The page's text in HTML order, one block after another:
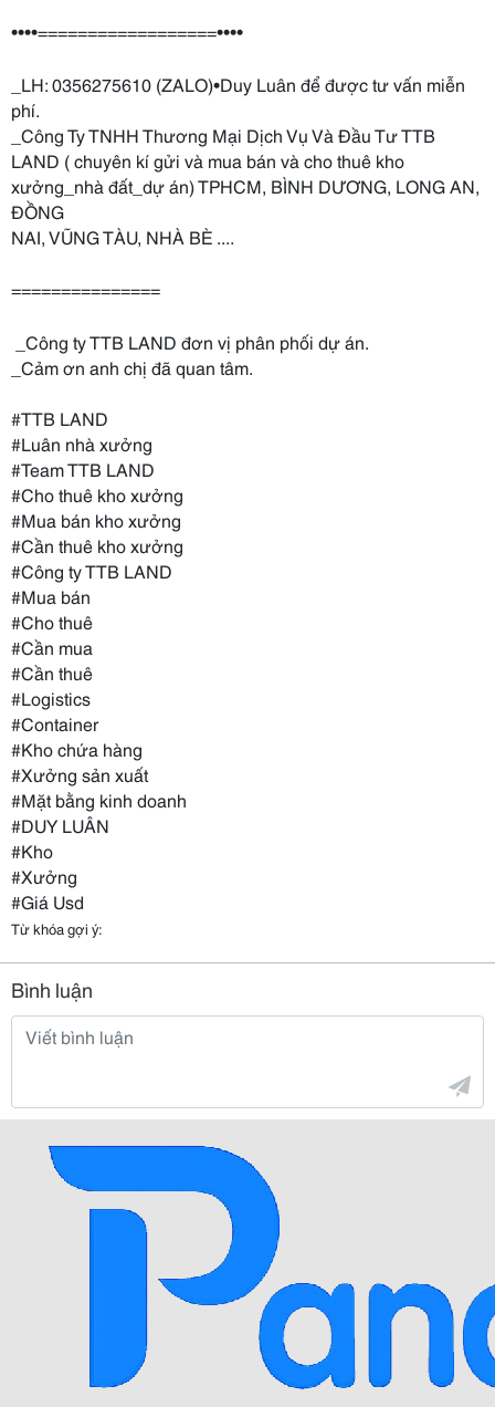
••••==================••••
_LH: 0356275610 (ZALO)•Duy Luân để được tư vấn miễn
phí.
_Công Ty TNHH Thương Mại Dịch Vụ Và Đầu Tư TTB
LAND ( chuyên kí gửi và mua bán và cho thuê kho
xưởng_nhà đất_dự án) TPHCM, BÌNH DƯƠNG, LONG AN,
ĐỒNG
NAI, VŨNG TÀU, NHÀ BÈ ....
===============
_Công ty TTB LAND đơn vị phân phối dự án.
_Cảm ơn anh chị đã quan tâm.
#TTB LAND
#Luân nhà xưởng
#Team TTB LAND
#Cho thuê kho xưởng
#Mua bán kho xưởng
#Cần thuê kho xưởng
#Công ty TTB LAND
#Mua bán
#Cho thuê
#Cần mua
#Cần thuê
#Logistics
#Container
#Kho chứa hàng
#Xưởng sản xuất
#Mặt bằng kinh doanh
#DUY LUÂN
#Kho
#Xưởng
#Giá Usd
Từ khóa gợi ý:
Bình luận